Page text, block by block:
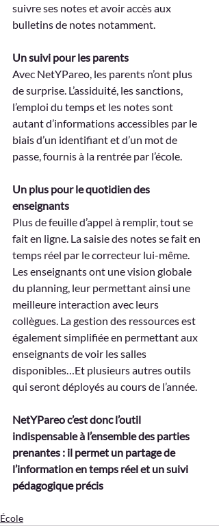
suivre ses notes et avoir accès aux
bulletins de notes notamment.
Un suivi pour les parents
Avec NetYPareo, les parents n’ont plus
de surprise. L’assiduité, les sanctions,
l’emploi du temps et les notes sont
autant d’informations accessibles par le
biais d’un identifiant et d’un mot de
passe, fournis à la rentrée par l’école.
Un plus pour le quotidien des
enseignants
Plus de feuille d’appel à remplir, tout se
fait en ligne. La saisie des notes se fait en
temps réel par le correcteur lui-même.
Les enseignants ont une vision globale
du planning, leur permettant ainsi une
meilleure interaction avec leurs
collègues. La gestion des ressources est
également simplifiée en permettant aux
enseignants de voir les salles
disponibles…Et plusieurs autres outils
qui seront déployés au cours de l’année.
NetYPareo c’est donc l’outil
indispensable à l’ensemble des parties
prenantes : il permet un partage de
l’information en temps réel et un suivi
pédagogique précis
École